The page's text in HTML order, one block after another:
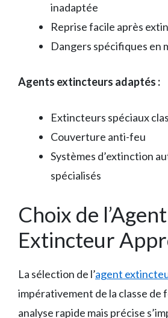
inadaptée
Reprise facile après
Dangers spécifiques en
Agents extincteurs adaptés :
Extincteurs spéciaux
Couverture anti-feu
Systèmes d’extinction
spécialisés
Choix de l’Agent
Extincteur
La sélection de l’agent
impérativement de la classe de
analyse rapide mais précise